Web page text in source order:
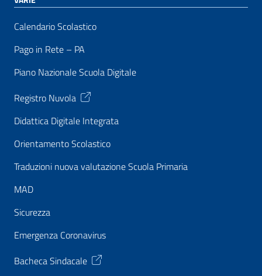
Calendario Scolastico
Pago in Rete – PA
Piano Nazionale Scuola Digitale
Registro Nuvola
Didattica Digitale Integrata
Orientamento Scolastico
Traduzioni nuova valutazione Scuola Primaria
MAD
Sicurezza
Emergenza Coronavirus
Bacheca Sindacale